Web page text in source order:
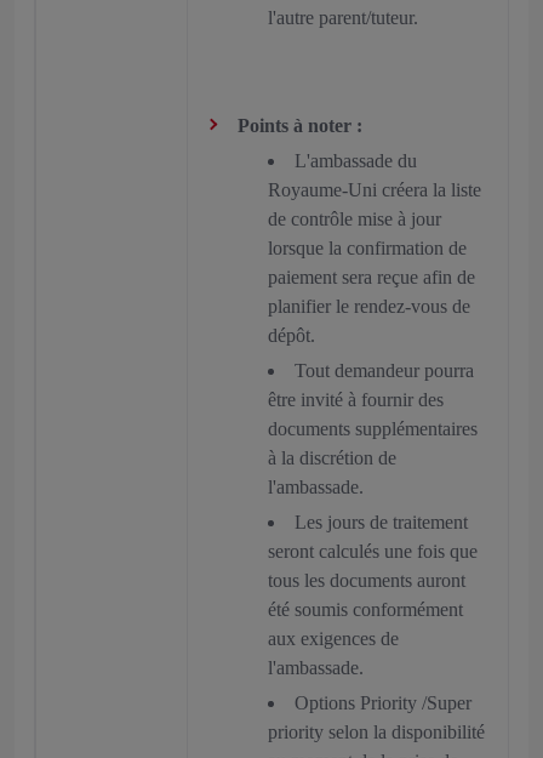
l'autre parent/tuteur.
Points à noter :
L'ambassade du
Royaume-Uni créera la liste
de contrôle mise à jour
lorsque la confirmation de
paiement sera reçue afin de
planifier le rendez-vous de
dépôt.
Tout demandeur pourra
être invité à fournir des
documents supplémentaires
à la discrétion de
l'ambassade.
Les jours de traitement
seront calculés une fois que
tous les documents auront
été soumis conformément
aux exigences de
l'ambassade.
Options Priority /Super
priority selon la disponibilité